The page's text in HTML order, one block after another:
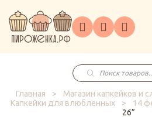
ГлавнаяКаталог
на
заказ
Праздники
Поиск
товаров
Главная
> Магазин капкейков и
Капкейки для влюбленных
> 14
26”